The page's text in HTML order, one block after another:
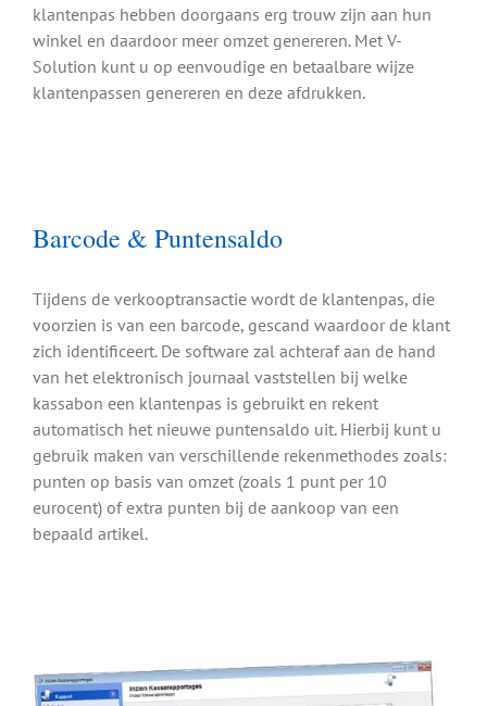
klantenpas hebben doorgaans erg trouw zijn aan hun
winkel en daardoor meer omzet genereren. Met V-
Solution kunt u op eenvoudige en betaalbare wijze
klantenpassen genereren en deze afdrukken.
Barcode & Puntensaldo
Tijdens de verkooptransactie wordt de klantenpas, die
voorzien is van een barcode, gescand waardoor de klant
zich identificeert. De software zal achteraf aan de hand
van het elektronisch journaal vaststellen bij welke
kassabon een klantenpas is gebruikt en rekent
automatisch het nieuwe puntensaldo uit. Hierbij kunt u
gebruik maken van verschillende rekenmethodes zoals:
punten op basis van omzet (zoals 1 punt per 10
eurocent) of extra punten bij de aankoop van een
bepaald artikel.